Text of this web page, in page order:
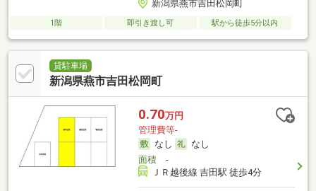
新潟県燕市吉田松岡町
1階 即引き渡し可 駅から徒歩5分以内
貸駐車場
新潟県燕市吉田松岡町
0.70万円
管理費等-
なし
なし
面積-
ＪＲ越後線 吉田駅 徒歩4分